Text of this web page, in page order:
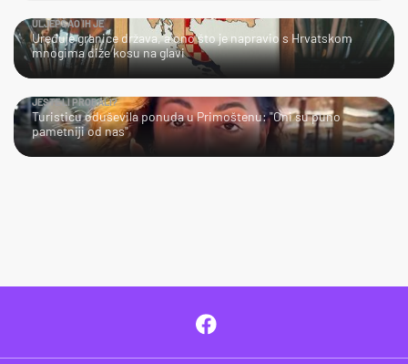
ULJEPŠAO IH JE
Uređuje granice država, a ono što je napravio s Hrvatskom
mnogima diže kosu na glavi
JESTE LI PROBALI?
Turisticu oduševila ponuda u Primoštenu: "Oni su puno
pametniji od nas"